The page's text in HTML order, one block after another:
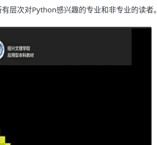
层次对Python感兴趣的专业和非专业的读者。